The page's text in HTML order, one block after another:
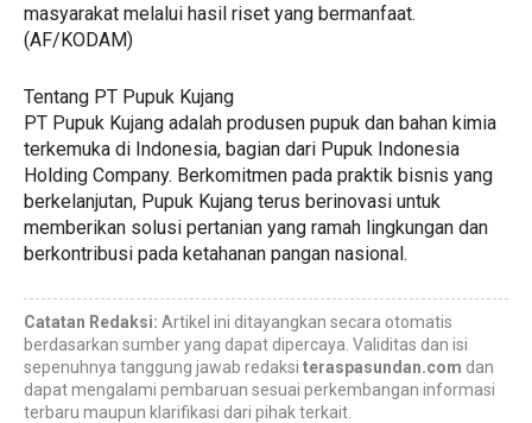
masyarakat melalui hasil riset yang bermanfaat.
(AF/KODAM)
Tentang PT Pupuk Kujang
PT Pupuk Kujang adalah produsen pupuk dan bahan kimia
terkemuka di Indonesia, bagian dari Pupuk Indonesia
Holding Company. Berkomitmen pada praktik bisnis yang
berkelanjutan, Pupuk Kujang terus berinovasi untuk
memberikan solusi pertanian yang ramah lingkungan dan
berkontribusi pada ketahanan pangan nasional.
Catatan Redaksi: Artikel ini ditayangkan secara otomatis
berdasarkan sumber yang dapat dipercaya. Validitas dan isi
sepenuhnya tanggung jawab redaksi teraspasundan.com dan
dapat mengalami pembaruan sesuai perkembangan informasi
terbaru maupun klarifikasi dari pihak terkait.